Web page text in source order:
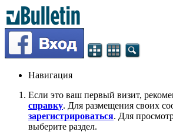
Навигация
Если это ваш первый визит,
справку. Для размещения своих
зарегистрироваться. Для
выберите раздел.